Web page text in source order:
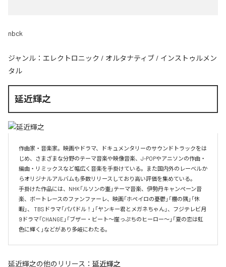
nbck
ジャンル： エレクトロニック / オルタナティブ / インストゥルメン
タル
延近輝之
作曲家・音楽家。映画やドラマ、ドキュメンタリーのサウンドトラックをは
じめ、さまざまな分野のテーマ音楽や映像音楽、J-POPやアニソンの作曲・
編曲・リミックスなど幅広く音楽を手掛けている。また国内外のレーベルか
らオリジナルアルバムも多数リリースしており高い評価を集めている。
手掛けた作品には、NHK「ルソンの壷」テーマ音楽、伊勢丹キャンペーン音
楽、ボートレースのファンファーレ、映画「ホペイロの憂鬱」「棚の隅」「休
暇」、 TBSドラマ「パパドル！」「ヤンキー君とメガネちゃん」、フジテレビ月
9ドラマ「CHANGE」「ブザー・ビート～崖っぷちのヒーロー～」「夏の恋は虹
色に輝く」などがあり多岐にわたる。
延近輝之の他のリリース： 延近輝之